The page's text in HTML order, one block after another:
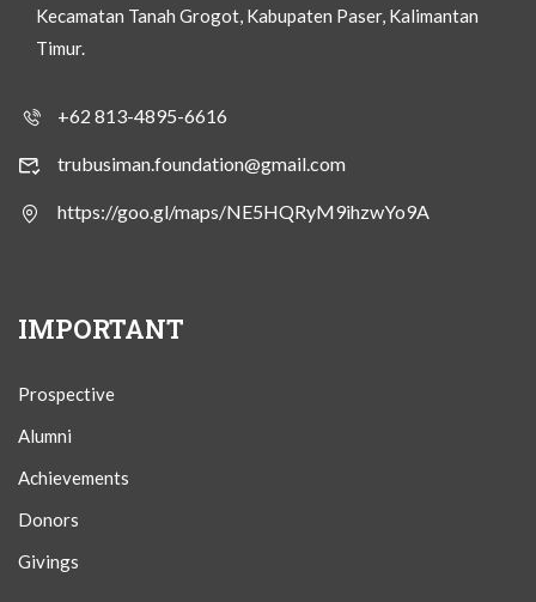
Kecamatan Tanah Grogot, Kabupaten Paser, Kalimantan
Timur.
+62 813-4895-6616
trubusiman.foundation@gmail.com
https://goo.gl/maps/NE5HQRyM9ihzwYo9A
IMPORTANT
Prospective
Alumni
Achievements
Donors
Givings